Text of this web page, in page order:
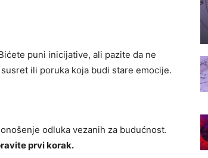
puni inicijative, ali pazite da ne
ili poruka koja budi stare emocije.
odluka vezanih za budućnost.
prvi korak.